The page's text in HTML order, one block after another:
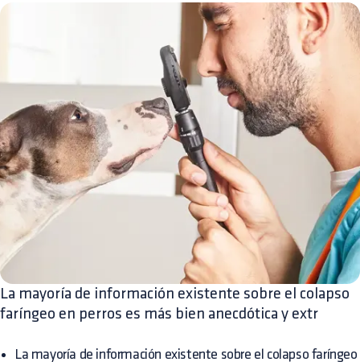
La mayoría de información existente sobre el colapso
faríngeo en perros es más bien anecdótica y extr
La mayoría de información existente sobre el colapso faríngeo